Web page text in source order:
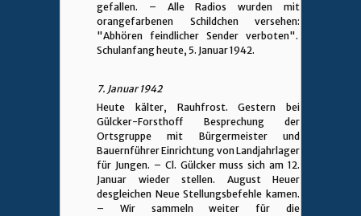
gefallen. – Alle Radios wurden mit
orangefarbenen Schildchen versehen:
"Abhören feindlicher Sender verboten".
Schulanfang heute, 5. Januar 1942.
7. Januar 1942
Heute kälter, Rauhfrost. Gestern bei
Gülcker-Forsthoff Besprechung der
Ortsgruppe mit Bürgermeister und
Bauernführer Einrichtung von Landjahrlager
für Jungen. – Cl. Gülcker muss sich am 12.
Januar wieder stellen. August Heuer
desgleichen Neue Stellungsbefehle kamen.
– Wir sammeln weiter für die